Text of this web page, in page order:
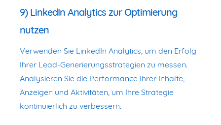
9) LinkedIn Analytics zur Optimierung
nutzen
Verwenden Sie LinkedIn Analytics, um den Erfolg
Ihrer Lead-Generierungsstrategien zu messen.
Analysieren Sie die Performance Ihrer Inhalte,
Anzeigen und Aktivitäten, um Ihre Strategie
kontinuierlich zu verbessern.